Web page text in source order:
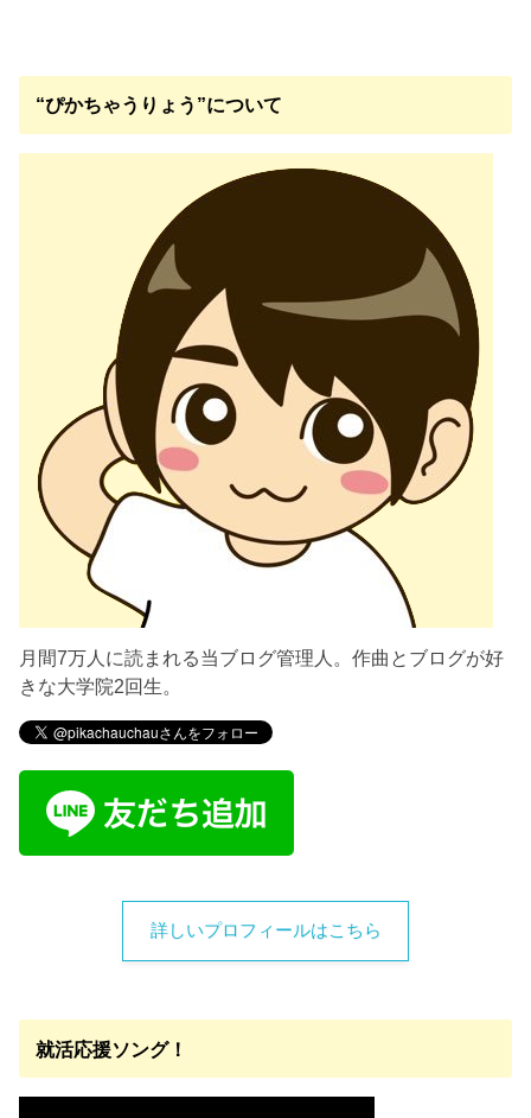
“ぴかちゃうりょう”について
月間7万人に読まれる当ブログ管理人。作曲とブログが好
きな大学院2回生。
詳しいプロフィールはこちら
就活応援ソング！